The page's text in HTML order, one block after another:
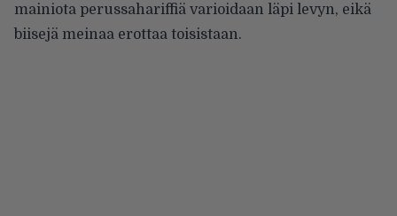
mainiota perussahariffiä varioidaan läpi levyn, eikä
biisejä meinaa erottaa toisistaan.